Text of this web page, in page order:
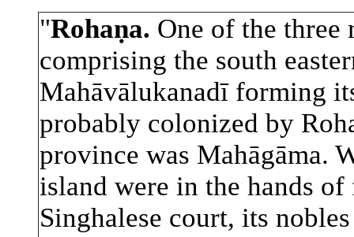
"Rohaṇa. One of the
comprising the south
Mahāvālukanadī forming
probably colonized by
province was Mahāgāma.
island were in the hands
Singhalese court, its